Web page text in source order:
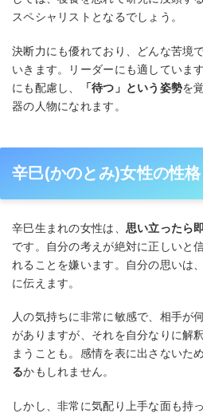
スペシャリストとなるでしょう。
決断力にも優れており、どんな苦境
いきます。リーダーにも適していま
にも配慮し、
「待つ」という姿勢を
器の人物になれます。
辛巳(かのとみ)女性の性格
辛巳生まれの女性は、 思い立ったら
です。自分の考えが絶対に正しいと
れることを嫌います。自分の思いは
に伝えます。
人の気持ちに非常に敏感で、相手が
がありますが、それを自分なりに解
まうことも。感情を表に出さないため
るかもしれません。
しかし、非常に気配り上手な面も持